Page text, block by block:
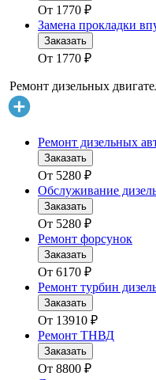
От 1770 ₽
Замена прокладки
Заказать
От 1770 ₽
Ремонт дизельных
Ремонт дизельных
Заказать
От 5280 ₽
Обслуживание
Заказать
От 5280 ₽
Ремонт форсунок
Заказать
От 6170 ₽
Ремонт турбин
Заказать
От 13910 ₽
Ремонт ТНВД
Заказать
От 8800 ₽